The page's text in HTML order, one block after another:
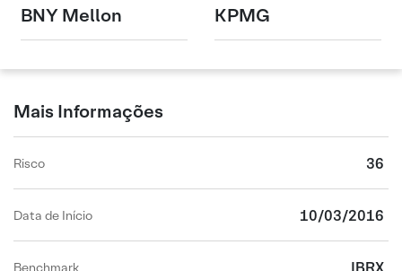
BNY Mellon KPMG
Mais Informações
Risco 36
Data de Início 10/03/2016
Benchmark